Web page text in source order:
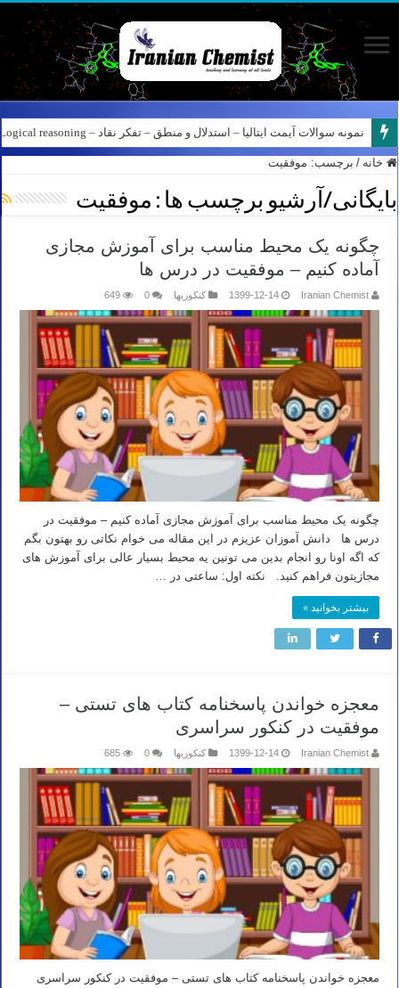
نمونه سوالات آیمت ایتالیا – استدلال و منطق – تفکر نقاد – Logical reasoning – پارت ۶
نمونه سوالات آیمت ایتالیا – استدلال و منطق – Logical reasoning – پارت ۵
خانه / برچسب: موفقیت
بایگانی/آرشیو برچسب ها : موفقیت
چگونه یک محیط مناسب برای آموزش مجازی
آماده کنیم – موفقیت در درس ها
Iranian Chemist
1399-12-14 کنکوریها 0
649
چگونه یک محیط مناسب برای آموزش مجازی آماده کنیم – موفقیت در
درس ها دانش آموزان عزیزم در این مقاله می خوام نکاتی رو بهتون بگم
که اگه اونا رو انجام بدین می تونین یه محیط بسیار عالی برای آموزش های
مجازیتون فراهم کنید. نکته اول: ساعتی در …
بیشتر بخوانید »
معجزه خواندن پاسخنامه کتاب های تستی –
موفقیت در کنکور سراسری
Iranian Chemist
1399-12-14 کنکوریها 0
685
معجزه خواندن پاسخنامه کتاب های تستی – موفقیت در کنکور سراسری